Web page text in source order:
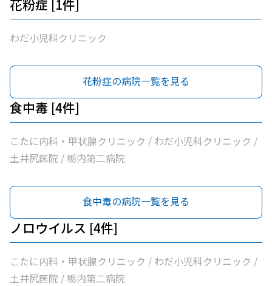
花粉症 [1件]
わだ小児科クリニック
花粉症の病院一覧を見る
食中毒 [4件]
こたに内科・甲状腺クリニック / わだ小児科クリニック /
土井尻医院 / 栃内第二病院
食中毒の病院一覧を見る
ノロウイルス [4件]
こたに内科・甲状腺クリニック / わだ小児科クリニック /
土井尻医院 / 栃内第二病院